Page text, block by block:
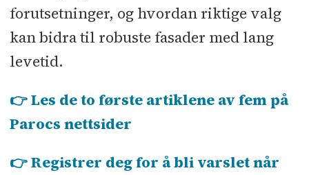
forutsetninger, og hvordan riktige valg
kan bidra til robuste fasader med lang
levetid.
👉 Les de to første artiklene av fem på
Parocs nettsider
👉 Registrer deg for å bli varslet når